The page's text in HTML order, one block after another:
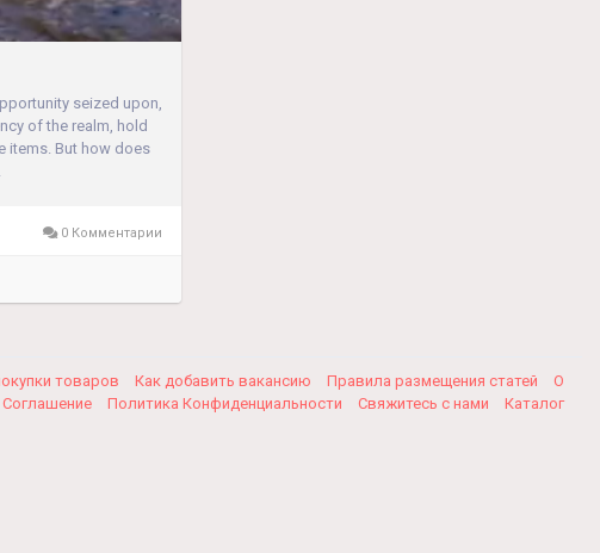
seized upon,
of the realm, hold
items. But how does
0 Комментарии
товаров Как добавить вакансию Правила размещения статей
О
Соглашение Политика Конфиденциальности Свяжитесь с нами Каталог